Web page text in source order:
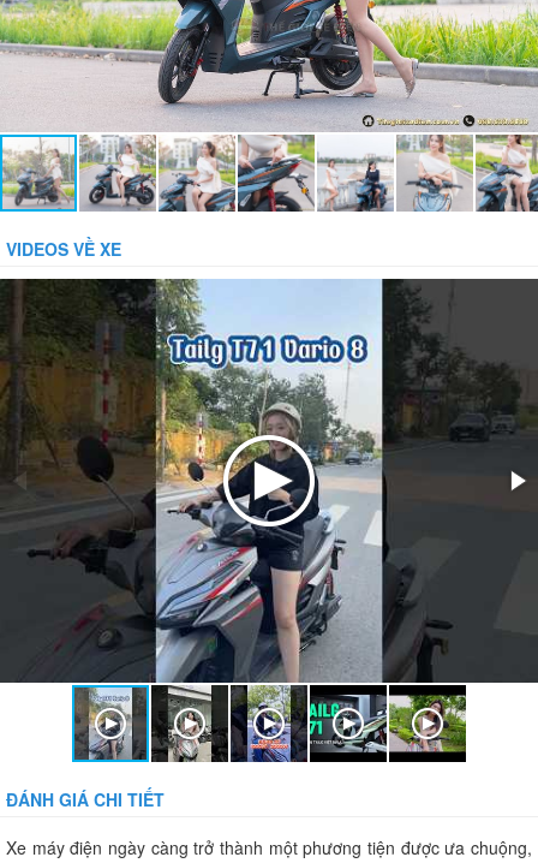
VIDEOS VỀ XE
ĐÁNH GIÁ CHI TIẾT
Xe máy điện ngày càng trở thành một phương tiện được ưa chuộng,